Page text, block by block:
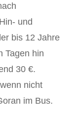
und
bis 12 Jahre
Tagen hin
30 €.
nicht
im Bus.